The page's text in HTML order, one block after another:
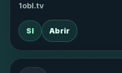
1obl.tv
SI Abrir